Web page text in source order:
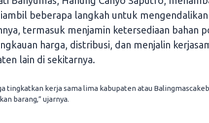
beberapa langkah untuk
termasuk menjamin ketersediaan bahan
harga, distribusi, dan menjalin
lain di sekitarnya.
tingkatkan kerja sama lima kabupaten atau
barang,” ujarnya.